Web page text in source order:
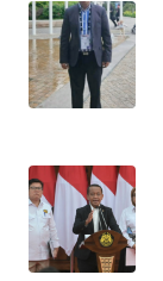
WN
JABAR
BANTEN
WN
NTT